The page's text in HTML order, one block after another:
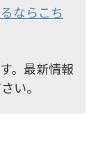
ならこち
。最新情報
い。